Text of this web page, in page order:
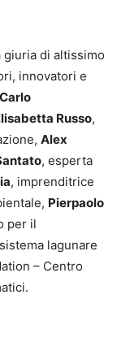
di altissimo
innovatori e
Carlo
Russo,
Alex
, esperta
, imprenditrice
Pierpaolo
per il
lagunare
– Centro